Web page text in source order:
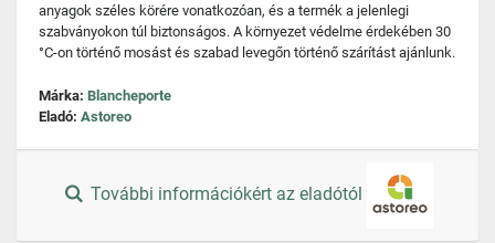
anyagok széles körére vonatkozóan, és a termék a jelenlegi
szabványokon túl biztonságos. A környezet védelme érdekében 30
°C-on történő mosást és szabad levegőn történő szárítást ajánlunk.
Márka: Blancheporte
Eladó: Astoreo
További információkért az eladótól